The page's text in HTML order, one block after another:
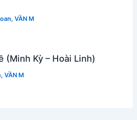
, VẦN M
(Minh Kỳ – Hoài Linh)
, VẦN M